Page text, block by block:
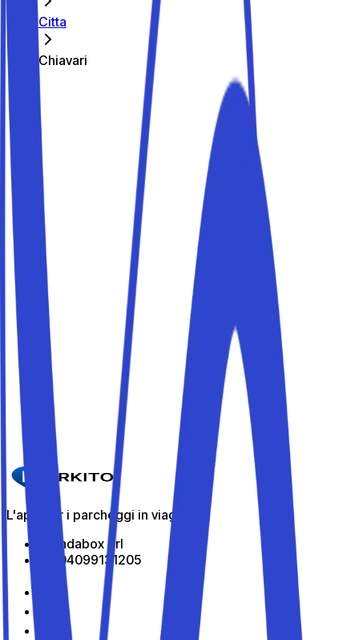
Citta
Chiavari
I migliori parcheggi di Chiavari
Parkito in Piazzale della Franca 7
Dettagli
Parkito in Corso Dante 117
Dettagli
Parkito in Via Privata di Corso Lima 4/9
Dettagli
Parkito in Viale Sergio Kasman 39
Dettagli
Parkito in Via Amedeo Ugolini 23
Dettagli
L'app per i parcheggi in viaggio
All Indabox Srl
P.I: 04099131205